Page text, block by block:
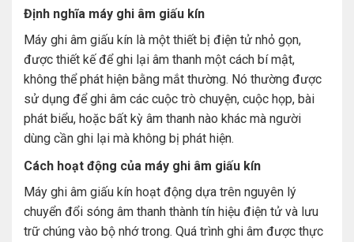
Định nghĩa máy ghi âm giấu kín
Máy ghi âm giấu kín là một thiết bị điện tử nhỏ gọn,
được thiết kế để ghi lại âm thanh một cách bí mật,
không thể phát hiện bằng mắt thường. Nó thường được
sử dụng để ghi âm các cuộc trò chuyện, cuộc họp, bài
phát biểu, hoặc bất kỳ âm thanh nào khác mà người
dùng cần ghi lại mà không bị phát hiện.
Cách hoạt động của máy ghi âm giấu kín
Máy ghi âm giấu kín hoạt động dựa trên nguyên lý
chuyển đổi sóng âm thanh thành tín hiệu điện tử và lưu
trữ chúng vào bộ nhớ trong. Quá trình ghi âm được thực